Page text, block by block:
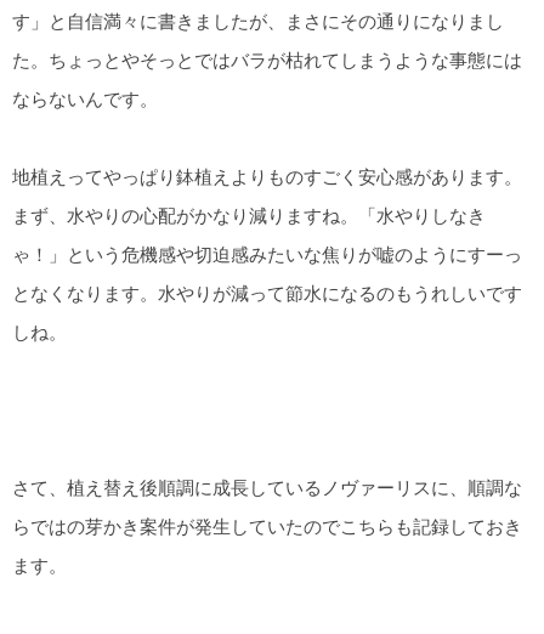
す」と自信満々に書きましたが、まさにその通りになりまし
た。ちょっとやそっとではバラが枯れてしまうような事態には
ならないんです。
地植えってやっぱり鉢植えよりものすごく安心感があります。
まず、水やりの心配がかなり減りますね。「水やりしなき
ゃ！」という危機感や切迫感みたいな焦りが嘘のようにすーっ
となくなります。水やりが減って節水になるのもうれしいです
しね。
さて、植え替え後順調に成長しているノヴァーリスに、順調な
らではの芽かき案件が発生していたのでこちらも記録しておき
ます。